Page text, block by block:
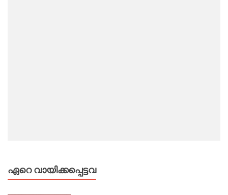
ഏറെ വായിക്കപ്പെട്ടവ